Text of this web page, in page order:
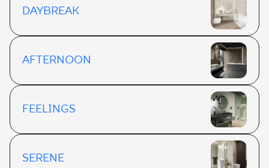
DAYBREAK
AFTERNOON
FEELINGS
SERENE